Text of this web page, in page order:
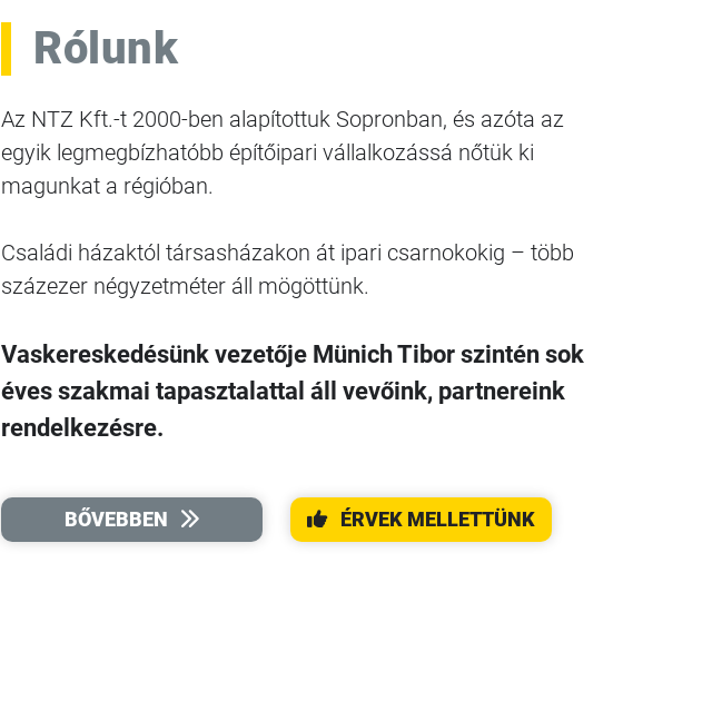
Rólunk
Az NTZ Kft.-t 2000-ben alapítottuk Sopronban, és azóta az
egyik legmegbízhatóbb építőipari vállalkozássá nőtük ki
magunkat a régióban.
Családi házaktól társasházakon át ipari csarnokokig – több
százezer négyzetméter áll mögöttünk.
Vaskereskedésünk vezetője Münich Tibor szintén sok
éves szakmai tapasztalattal áll vevőink, partnereink
rendelkezésre.
BŐVEBBEN ÉRVEK MELLETTÜNK